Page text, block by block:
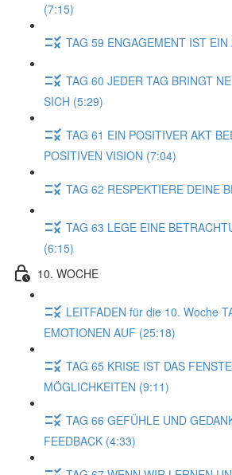
(7:15)
TAG 59 ENGAGEMENT IST
TAG 60 JEDER TAG BRINGT
SICH (5:29)
TAG 61 EIN POSITIVER AKT
POSITIVEN VISION (7:04)
TAG 62 RESPEKTIERE DEINE
TAG 63 LEGE EINE
(6:15)
10. WOCHE
LEITFADEN für die 10. Woche
EMOTIONEN AUF (25:18)
TAG 65 KRISE IST DAS
MÖGLICHKEITEN (9:11)
TAG 66 GEFÜHLE UND
FEEDBACK (4:33)